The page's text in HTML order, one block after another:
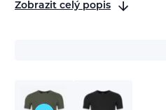
Zobrazit celý popis